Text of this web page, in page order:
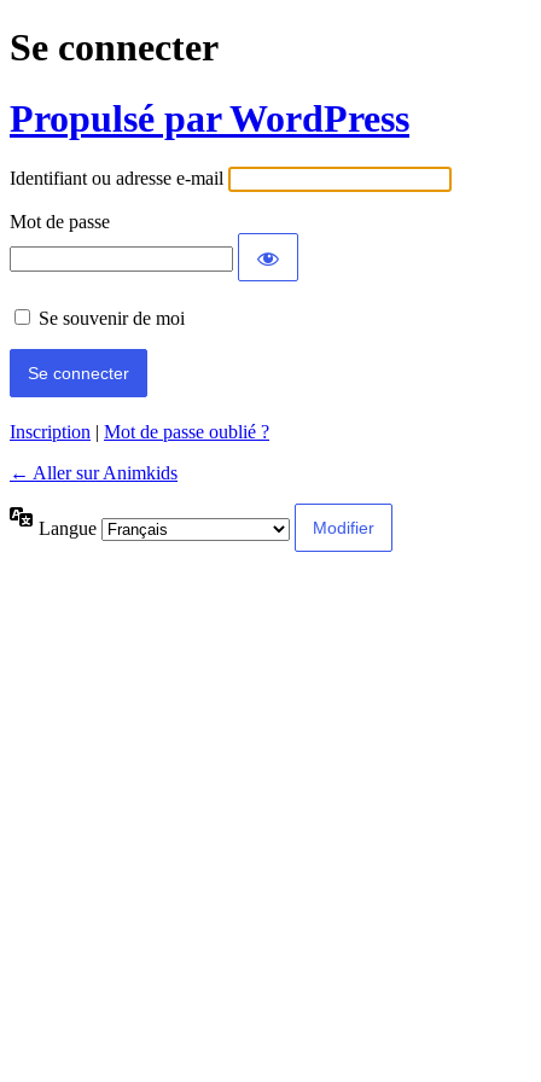
Se connecter
Propulsé par WordPress
Identifiant ou adresse e-mail
Mot de passe
Se souvenir de moi
Inscription | Mot de passe oublié ?
← Aller sur Animkids
Langue